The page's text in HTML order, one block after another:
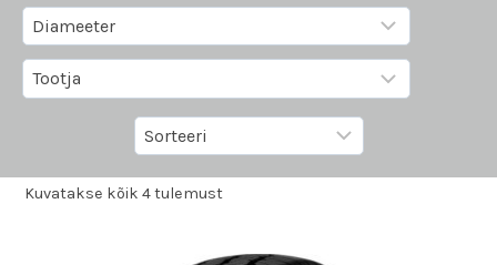
Kuvatakse kõik 4 tulemust